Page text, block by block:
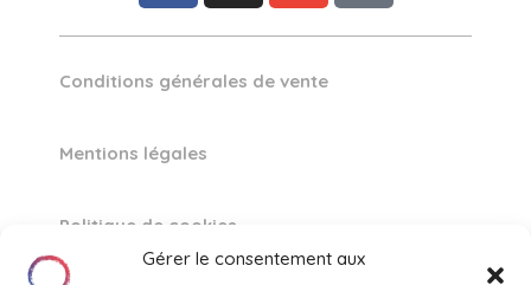
Gérer le consentement aux
Conditions générales de vente
Mentions légales
Politique de cookies